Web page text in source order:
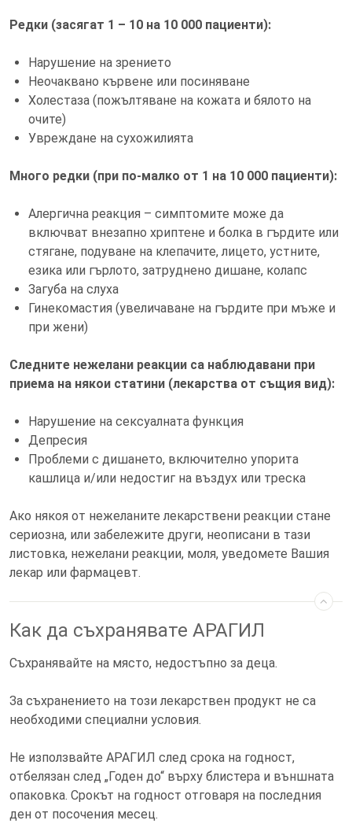
Редки (засягат 1 – 10 на 10 000 пациенти):
Нарушение на зрението
Неочаквано кървене или посиняване
Холестаза (пожълтяване на кожата и бялото на
очите)
Увреждане на сухожилията
Много редки (при по-малко от 1 на 10 000 пациенти):
Алергична реакция – симптомите може да
включват внезапно хриптене и болка в гърдите или
стягане, подуване на клепачите, лицето, устните,
езика или гърлото, затруднено дишане, колапс
Загуба на слуха
Гинекомастия (увеличаване на гърдите при мъже и
при жени)
Следните нежелани реакции са наблюдавани при
приема на някои статини (лекарства от същия вид):
Нарушение на сексуалната функция
Депресия
Проблеми с дишането, включително упорита
кашлица и/или недостиг на въздух или треска
Ако някоя от нежеланите лекарствени реакции стане
сериозна, или забележите други, неописани в тази
листовка, нежелани реакции, моля, уведомете Вашия
лекар или фармацевт.
Как да съхранявате АРАГИЛ
Съхранявайте на място, недостъпно за деца.
За съхранението на този лекарствен продукт не са
необходими специални условия.
Не използвайте АРАГИЛ след срока на годност,
отбелязан след „Годен до“ върху блистера и външната
опаковка. Срокът на годност отговаря на последния
ден от посочения месец.